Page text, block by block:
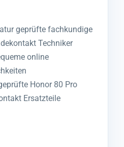
geprüfte fachkundige
Techniker
online
Honor 80 Pro
Ersatzteile